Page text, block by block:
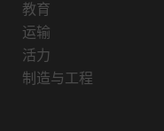
教育
运输
活力
制造与工程